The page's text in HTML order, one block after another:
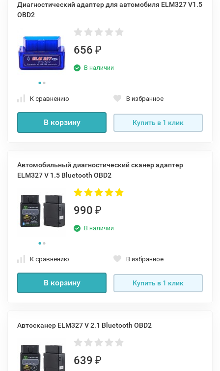
Диагностический адаптер для автомобиля ELM327 V1.5
OBD2
656 ₽
В наличии
К сравнению В избранное
В корзину Купить в 1 клик
Автомобильный диагностический сканер адаптер
ELM327 V 1.5 Bluetooth OBD2
990 ₽
В наличии
К сравнению В избранное
В корзину Купить в 1 клик
Автосканер ELM327 V 2.1 Bluetooth OBD2
639 ₽